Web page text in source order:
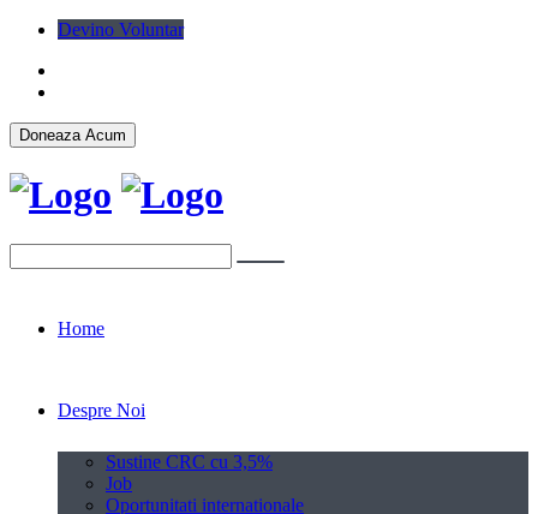
Devino Voluntar
Home
Despre Noi
Sustine CRC cu 3,5%
Job
Oportunitati internationale